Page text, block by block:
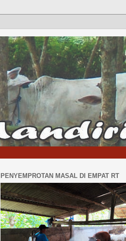
PENYEMPROTAN MASAL DI EMPAT RT